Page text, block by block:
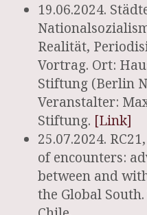
19.06.2024.
Realität,
Vortrag. Ort:
Stiftung (Berlin
Veranstalter:
Stiftung. [Link]
25.07.2024.
of encounters:
between and
the Global